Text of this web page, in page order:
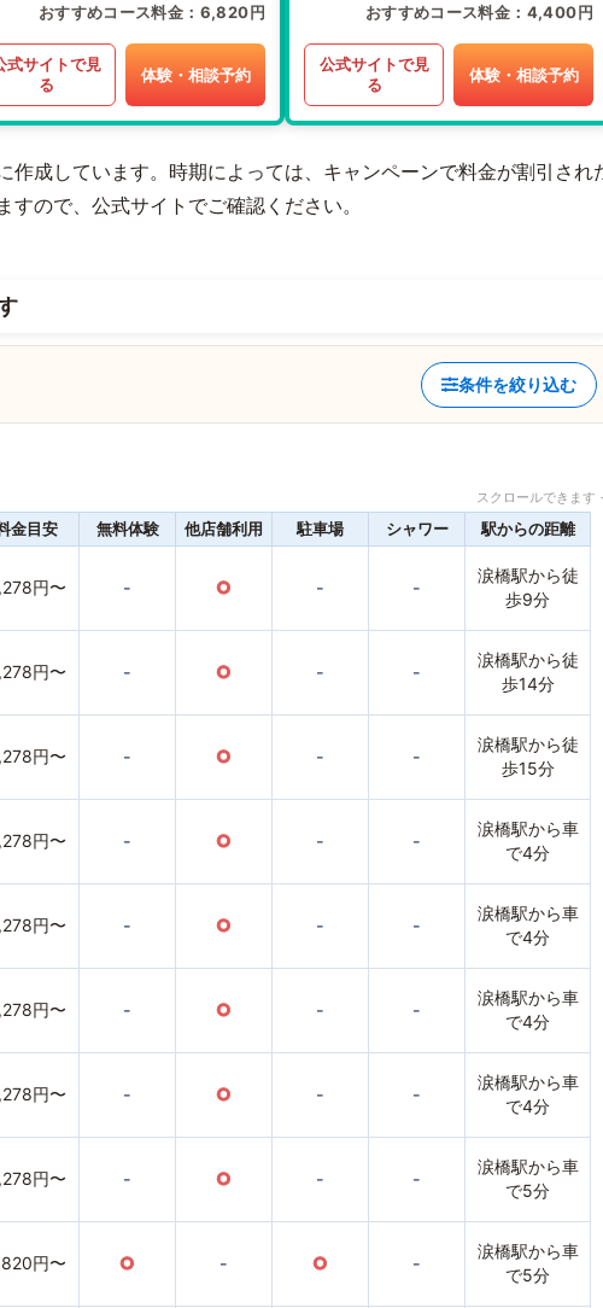
おすすめコース料金 6,820円
式サイトで見
る
体験・相談予約
おすすめコース料金 4,400円
公式サイトで見
る
体験・相談予約
作成しています。時期によっては、キャンペーンで料金が割引され
ので、公式サイトでご確認ください。
条件を絞り込む
スクロールできま
金目安 無料体験 他店舗利用 駐車場 シャワー 駅からの距離
円〜 - ○ - -
涙橋駅から徒
歩9分
円〜 - ○ - -
涙橋駅から徒
歩14分
円〜 - ○ - -
涙橋駅から徒
歩15分
円〜 - ○ - -
涙橋駅から車
で4分
円〜 - ○ - -
涙橋駅から車
で4分
円〜 - ○ - -
涙橋駅から車
で4分
円〜 - ○ - -
涙橋駅から車
で4分
円〜 - ○ - -
涙橋駅から車
で5分
円〜 ○ - ○ -
涙橋駅から車
で5分